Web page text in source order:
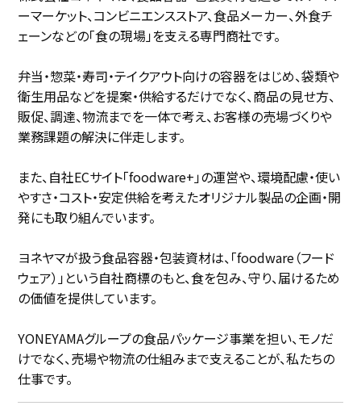
ーマーケット、コンビニエンスストア、食品メーカー、外食チ
ェーンなどの「食の現場」を支える専門商社です。
弁当・惣菜・寿司・テイクアウト向けの容器をはじめ、袋類や
衛生用品などを提案・供給するだけでなく、商品の見せ方、
販促、調達、物流までを一体で考え、お客様の売場づくりや
業務課題の解決に伴走します。
また、自社ECサイト「foodware+」の運営や、環境配慮・使い
やすさ・コスト・安定供給を考えたオリジナル製品の企画・開
発にも取り組んでいます。
ヨネヤマが扱う食品容器・包装資材は、「foodware（フード
ウェア）」という自社商標のもと、食を包み、守り、届けるため
の価値を提供しています。
YONEYAMAグループの食品パッケージ事業を担い、モノだ
けでなく、売場や物流の仕組みまで支えることが、私たちの
仕事です。